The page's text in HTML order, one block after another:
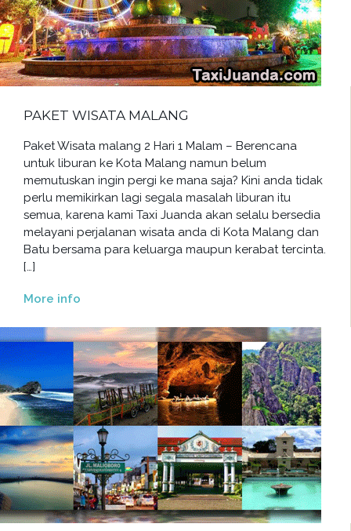
PAKET WISATA MALANG
Paket Wisata malang 2 Hari 1 Malam – Berencana
untuk liburan ke Kota Malang namun belum
memutuskan ingin pergi ke mana saja? Kini anda tidak
perlu memikirkan lagi segala masalah liburan itu
semua, karena kami Taxi Juanda akan selalu bersedia
melayani perjalanan wisata anda di Kota Malang dan
Batu bersama para keluarga maupun kerabat tercinta.
[…]
More info